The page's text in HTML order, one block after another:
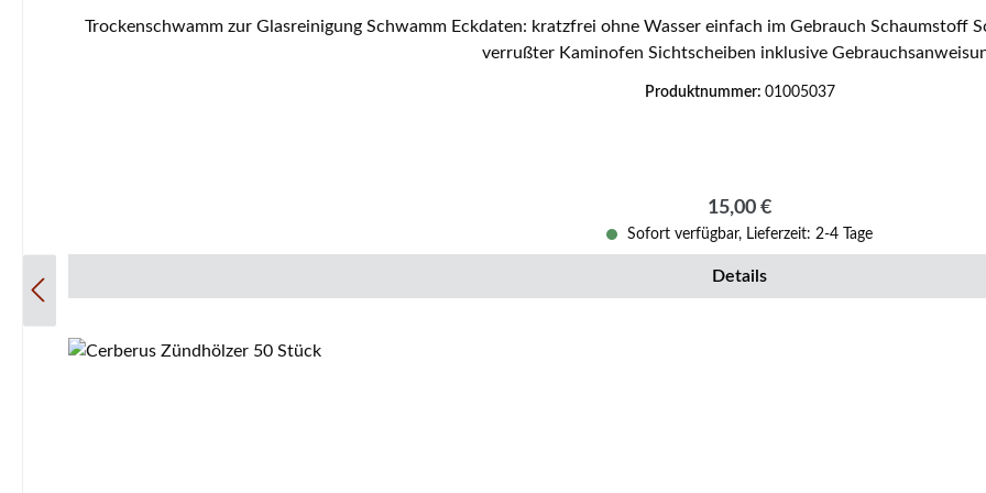
Trockenschwamm zur Glasreinigung Schwamm Eckdaten: kratzfrei ohne Wasser einfach im Gebrauch Schaumstoff Schwamm einseitig Edelstahlwolle mühelose Reinigung
verrußter Kaminofen Sichtscheiben inklusive
Produktnummer: 01005037
Regulärer Preis:
15,00 €
Sofort verfügbar, Lieferzeit: 2-4 Tage
Details